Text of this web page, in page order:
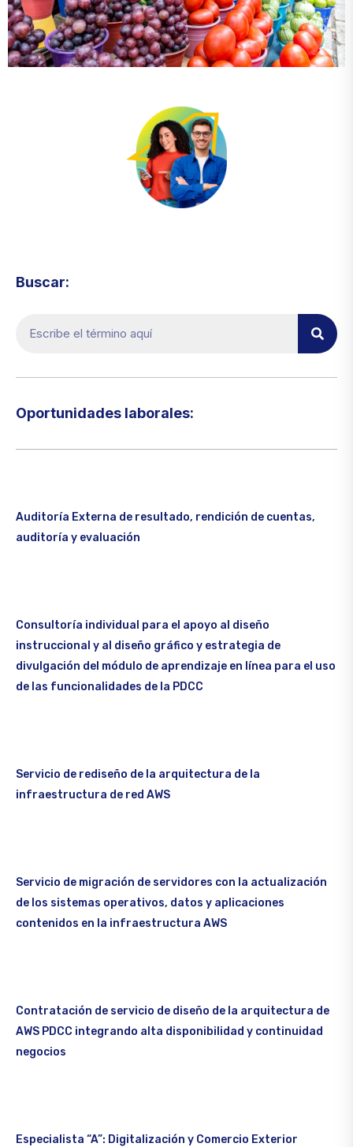
Buscar:
Oportunidades laborales:​
Auditoría Externa de resultado, rendición de cuentas,
auditoría y evaluación
Consultoría individual para el apoyo al diseño
instruccional y al diseño gráfico y estrategia de
divulgación del módulo de aprendizaje en línea para el uso
de las funcionalidades de la PDCC
Servicio de rediseño de la arquitectura de la
infraestructura de red AWS
Servicio de migración de servidores con la actualización
de los sistemas operativos, datos y aplicaciones
contenidos en la infraestructura AWS
Contratación de servicio de diseño de la arquitectura de
AWS PDCC integrando alta disponibilidad y continuidad
negocios
Especialista “A”: Digitalización y Comercio Exterior